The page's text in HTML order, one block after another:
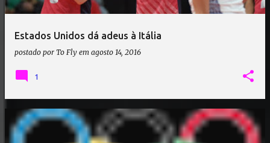
Estados Unidos dá adeus à Itália
postado por To Fly em agosto 14, 2016
1